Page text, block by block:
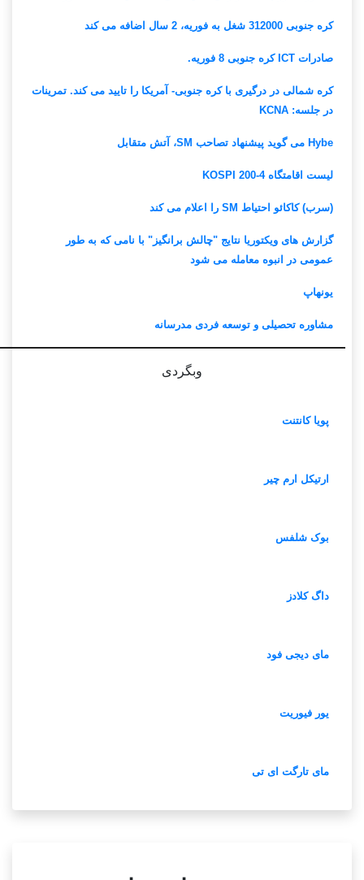
کره جنوبی 312000 شغل به فوریه، 2 سال اضافه می کند
صادرات ICT کره جنوبی 8 فوریه.
کره شمالی در درگیری با کره جنوبی- آمریکا را تایید می کند. تمرینات
در جلسه: KCNA
Hybe می گوید پیشنهاد تصاحب SM، آتش متقابل
لیست اقامتگاه KOSPI 200-4
(سرب) کاکائو احتیاط SM را اعلام می کند
گزارش های ویکتوریا نتایج "چالش برانگیز" با نامی که به طور
عمومی در انبوه معامله می شود
یونهاپ
مشاوره تحصیلی و توسعه فردی مدرسانه
وبگردی
پویا کانتنت
ارتیکل ارم چیر
بوک شلفس
داگ کلادز
مای دیجی فود
یور فیوریت
مای تارگت ای تی